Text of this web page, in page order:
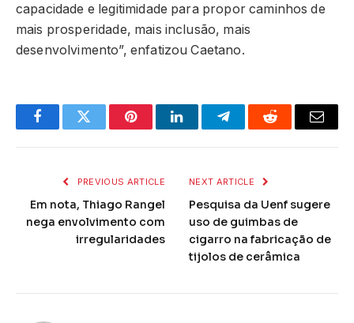
capacidade e legitimidade para propor caminhos de
mais prosperidade, mais inclusão, mais
desenvolvimento”, enfatizou Caetano.
FacebookTwitter PinterestLinkedInTelegramReddit Email
PREVIOUS ARTICLE
Em nota, Thiago Rangel
nega envolvimento com
irregularidades
NEXT ARTICLE
Pesquisa da Uenf sugere
uso de guimbas de
cigarro na fabricação de
tijolos de cerâmica